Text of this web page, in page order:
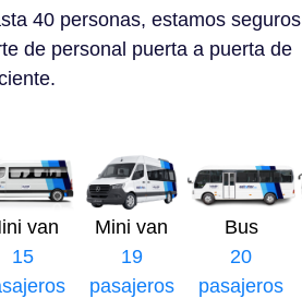
40 personas, estamos seguros
de personal puerta a puerta de
van
15
Mini van
19
pasajeros
Bus
20
pasajeros